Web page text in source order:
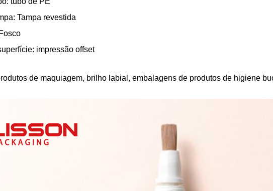
Tampa revestida
impressão offset
de maquiagem, brilho labial, embalagens de produtos de higiene